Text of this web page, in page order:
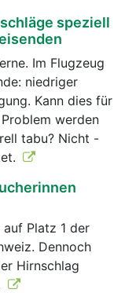
speziell
Im Flugzeug
niedriger
Kann dies für
werden
tabu? Nicht -
Platz 1 der
Dennoch
Hirnschlag